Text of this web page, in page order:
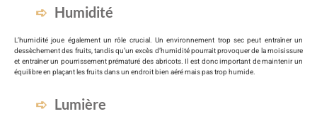
Humidité
L’humidité joue également un rôle crucial. Un environnement trop sec peut entraîner un
dessèchement des fruits, tandis qu’un excès d’humidité pourrait provoquer de la moisissure
et entraîner un pourrissement prématuré des abricots. Il est donc important de maintenir un
équilibre en plaçant les fruits dans un endroit bien aéré mais pas trop humide.
Lumière